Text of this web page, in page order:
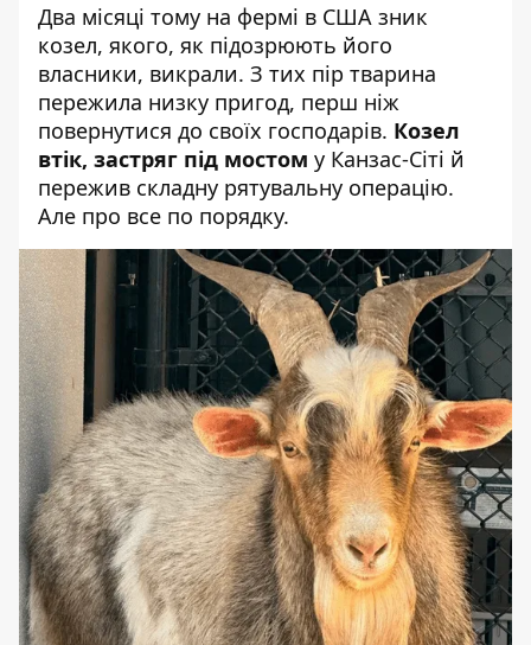
Два місяці тому на фермі в США зник
козел, якого, як підозрюють його
власники, викрали. З тих пір тварина
пережила низку пригод, перш ніж
повернутися до своїх господарів. Козел
втік, застряг під мостом у Канзас-Сіті й
пережив складну рятувальну операцію.
Але про все по порядку.